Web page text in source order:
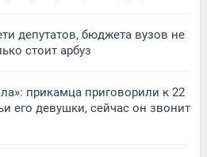
депутатов, бюджета вузов не
стоит арбуз
прикамца приговорили к 22
его девушки, сейчас он звонит